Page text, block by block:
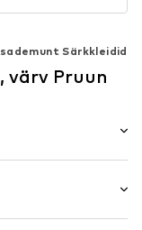
Särkkleidid
värv Pruun